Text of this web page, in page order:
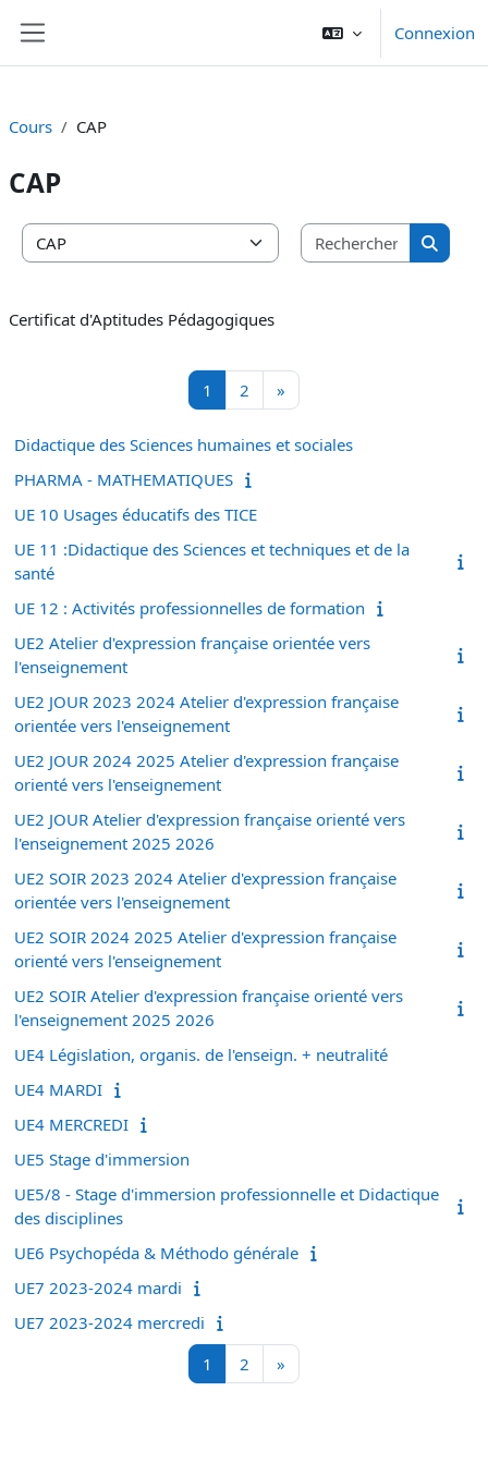
Connexion
Cours CAP
CAP
Catégories de cours
Certificat d'Aptitudes Pédagogiques
1 Page 1
2 Page 2
»
Didactique des Sciences humaines et sociales
PHARMA - MATHEMATIQUES
UE 10 Usages éducatifs des TICE
UE 11 :Didactique des Sciences et techniques et de la
santé
UE 12 : Activités professionnelles de formation
UE2 Atelier d'expression française orientée vers
l'enseignement
UE2 JOUR 2023 2024 Atelier d'expression française
orientée vers l'enseignement
UE2 JOUR 2024 2025 Atelier d'expression française
orienté vers l'enseignement
UE2 JOUR Atelier d'expression française orienté vers
l'enseignement 2025 2026
UE2 SOIR 2023 2024 Atelier d'expression française
orientée vers l'enseignement
UE2 SOIR 2024 2025 Atelier d'expression française
orienté vers l'enseignement
UE2 SOIR Atelier d'expression française orienté vers
l'enseignement 2025 2026
UE4 Législation, organis. de l'enseign. + neutralité
UE4 MARDI
UE4 MERCREDI
UE5 Stage d'immersion
UE5/8 - Stage d'immersion professionnelle et Didactique
des disciplines
UE6 Psychopéda & Méthodo générale
UE7 2023-2024 mardi
UE7 2023-2024 mercredi
1 Page 1
2 Page 2
»